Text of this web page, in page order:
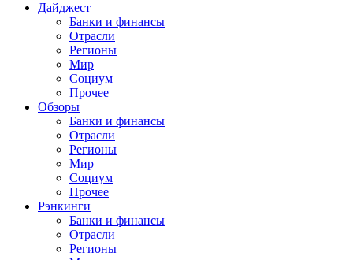
Дайджест
Банки и финансы
Отрасли
Регионы
Мир
Социум
Прочее
Обзоры
Банки и финансы
Отрасли
Регионы
Мир
Социум
Прочее
Рэнкинги
Банки и финансы
Отрасли
Регионы